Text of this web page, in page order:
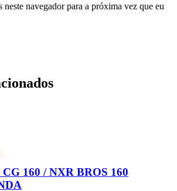
neste navegador para a próxima vez que eu
160 / NXR BROS 160